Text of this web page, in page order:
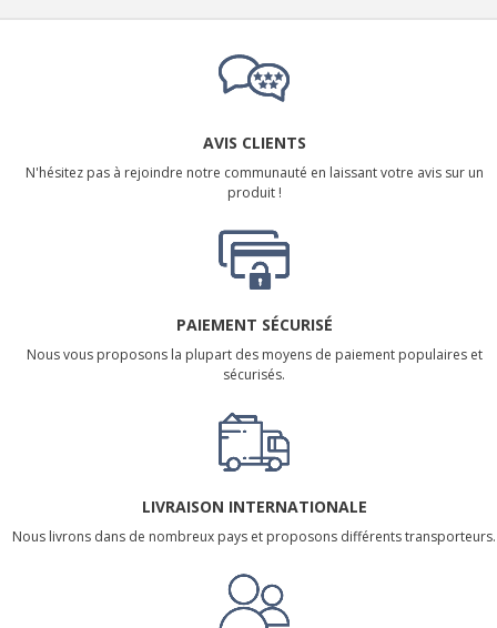
AVIS CLIENTS
N'hésitez pas à rejoindre notre communauté en laissant votre avis sur un
produit !
PAIEMENT SÉCURISÉ
Nous vous proposons la plupart des moyens de paiement populaires et
sécurisés.
LIVRAISON INTERNATIONALE
Nous livrons dans de nombreux pays et proposons différents transporteurs.